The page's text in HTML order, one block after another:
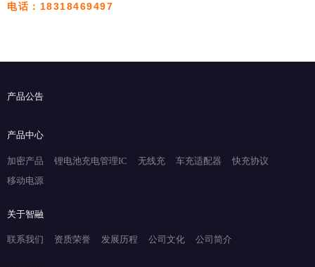
电话：18318469497
产品公告
产品中心
加密产品 锂电池充电管理IC 无线充 车充适配器 快充协议
移动电源
关于智融
联系我们 资质荣誉 发展历程 公司文化 公司简介